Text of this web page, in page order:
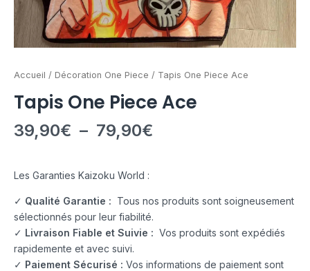
Accueil / Décoration One Piece / Tapis One Piece Ace
Tapis One Piece Ace
39,90€ – 79,90€
Les Garanties Kaizoku World :
✓ Qualité Garantie : Tous nos produits sont soigneusement
sélectionnés pour leur fiabilité.
✓ Livraison Fiable et Suivie : Vos produits sont expédiés
rapidemente et avec suivi.
✓ Paiement Sécurisé : Vos informations de paiement sont